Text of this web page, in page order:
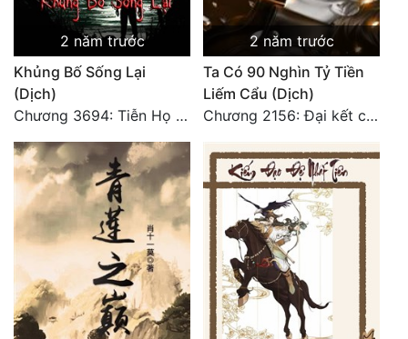
Điềm Đạm
2 năm trước
Khủng Bố Sống Lại
(Dịch)
Chương 3694: Tiễn Họ Đoạn Đường Cuối - Hoàn
2 năm trước
Ta Có 90 Nghìn Tỷ Tiền
Liếm Cẩu (Dịch)
Chương 2156: Đại kết cục!!!